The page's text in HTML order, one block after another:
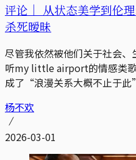
评论｜ 从状态美学到伦
杀死暧昧
尽管我依然被他们关于社会
听my little airport的情感类
成了“浪漫关系大概不止于此
杨不欢
2026-03-01